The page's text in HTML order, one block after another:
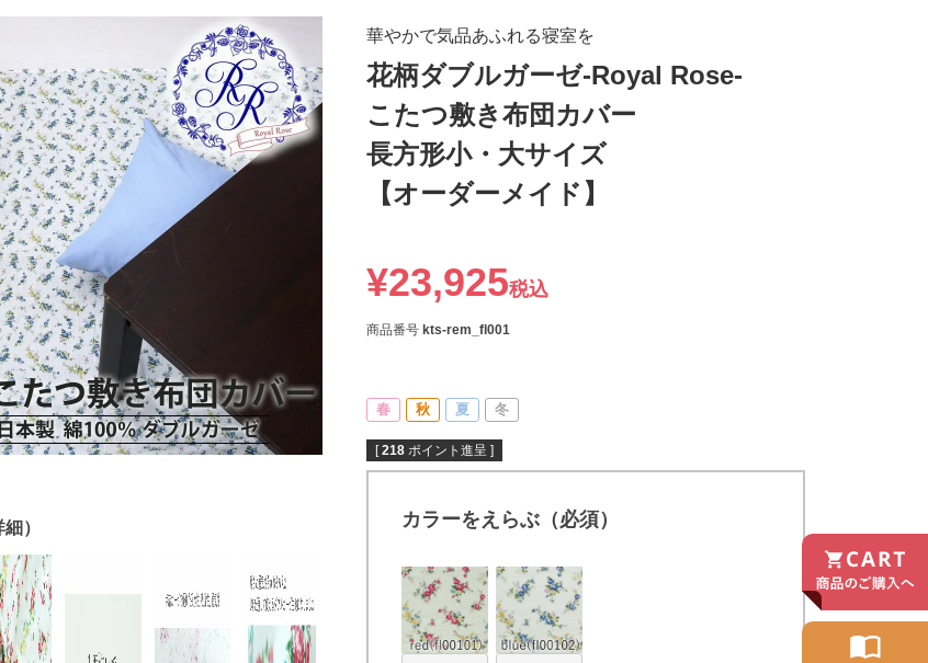
華やかで気品あふれる寝室を
花柄ダブルガーゼ-Royal Rose-
こたつ敷き布団カバー
長方形小・大サイズ
【オーダーメイド】
¥23,925税込
商品番号 kts-rem_fl001
春 秋 夏 冬
[ 218 ポイント進呈 ]
カラーをえらぶ（必須）